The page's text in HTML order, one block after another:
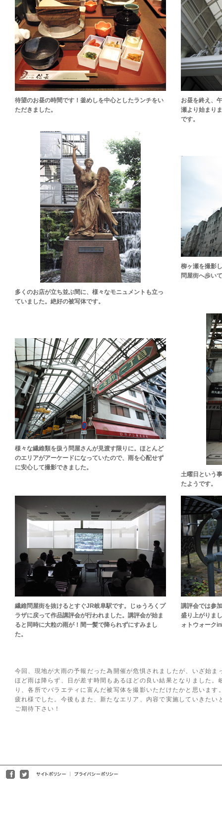
待望のお昼の時間です！釜めしを中心としたランチをい
ただきました。
お昼を終え、
瀬より始まり
です。
多くのお店が立ち並ぶ間に、様々なモニュメントも立っ
ていました。絶好の被写体です。
柳ヶ瀬を撮影
問屋街へ歩い
様々な繊維類を扱う問屋さんが見渡す限りに。ほとんど
のエリアがアーケードになっていたので、雨を心配せず
に安心して撮影できました。
土曜日という
たようです。
繊維問屋街を抜けるとすぐJR岐阜駅です。じゅうろくプ
ラザに戻って作品講評会が行われました。講評会が始ま
ると同時に大粒の雨が！間一髪で降られずにすみまし
た。
講評会では参
盛り上がりま
ォトウォーク
今回、現地が大雨の予報だった為開催が危惧されましたが、いざ始
ほど雨は降らず、日が差す時間もあるほどの良い結果となりました
り、各所でバラエティに富んだ被写体を撮影いただけたかと思いま
疲れ様でした。今後もまた、新たなエリア、内容で実施していきた
ご期待下さい！